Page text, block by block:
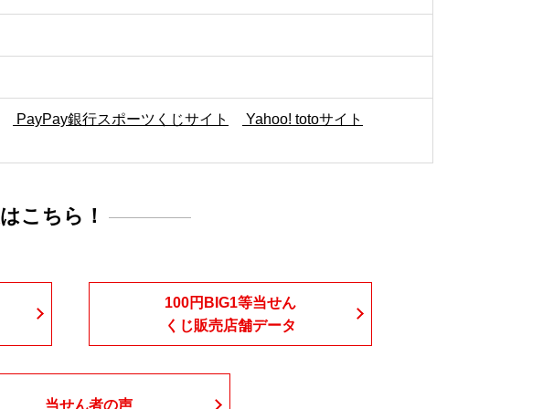
PayPay銀行スポーツくじサイト
Yahoo! totoサイト
はこちら！
100円BIG1等当せん
くじ販売店舗データ
当せん者の声